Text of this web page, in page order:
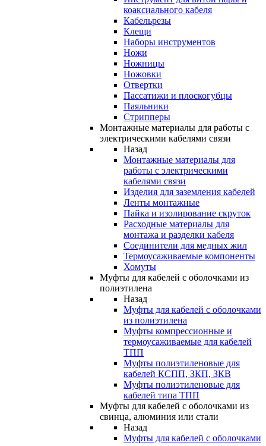
коаксиального кабеля
Кабельрезы
Клещи
Наборы инструментов
Ножи
Ножницы
Ножовки
Отвертки
Пассатижи и плоскогубцы
Паяльники
Стрипперы
Монтажные материалы для работы с
электрическими кабелями связи
Назад
Монтажные материалы для
работы с электрическими
кабелями связи
Изделия для заземления кабелей
Ленты монтажные
Пайка и изолирование скруток
Расходные материалы для
монтажа и разделки кабеля
Соединители для медных жил
Термоусаживаемые компоненты
Хомуты
Муфты для кабелей с оболочками из
полиэтилена
Назад
Муфты для кабелей с оболочками
из полиэтилена
Муфты компрессионные и
термоусаживаемые для кабелей
ТПП
Муфты полиэтиленовые для
кабелей КСПП, ЗКП, ЗКВ
Муфты полиэтиленовые для
кабелей типа ТПП
Муфты для кабелей с оболочками из
свинца, алюминия или стали
Назад
Муфты для кабелей с оболочками